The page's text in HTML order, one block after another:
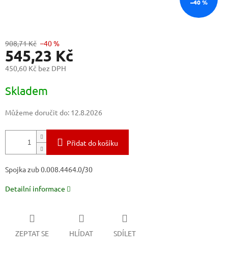
–40 %
908,71 Kč –40 %
545,23 Kč
450,60 Kč bez DPH
cena:
Skladem
Můžeme doručit do: 12.8.2026
Přidat do košíku
Spojka zub 0.008.4464.0/30
Detailní informace
ZEPTAT SE HLÍDAT SDÍLET